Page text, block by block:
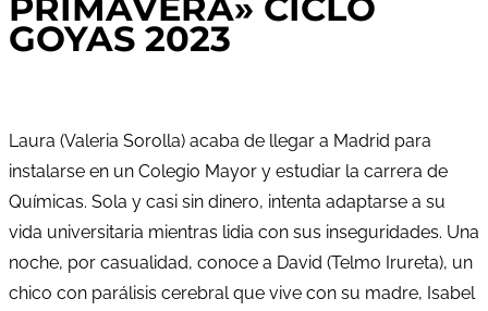
PRIMAVERA» CICLO
GOYAS 2023
Laura (Valeria Sorolla) acaba de llegar a Madrid para
instalarse en un Colegio Mayor y estudiar la carrera de
Químicas. Sola y casi sin dinero, intenta adaptarse a su
vida universitaria mientras lidia con sus inseguridades. Una
noche, por casualidad, conoce a David (Telmo Irureta), un
chico con parálisis cerebral que vive con su madre, Isabel